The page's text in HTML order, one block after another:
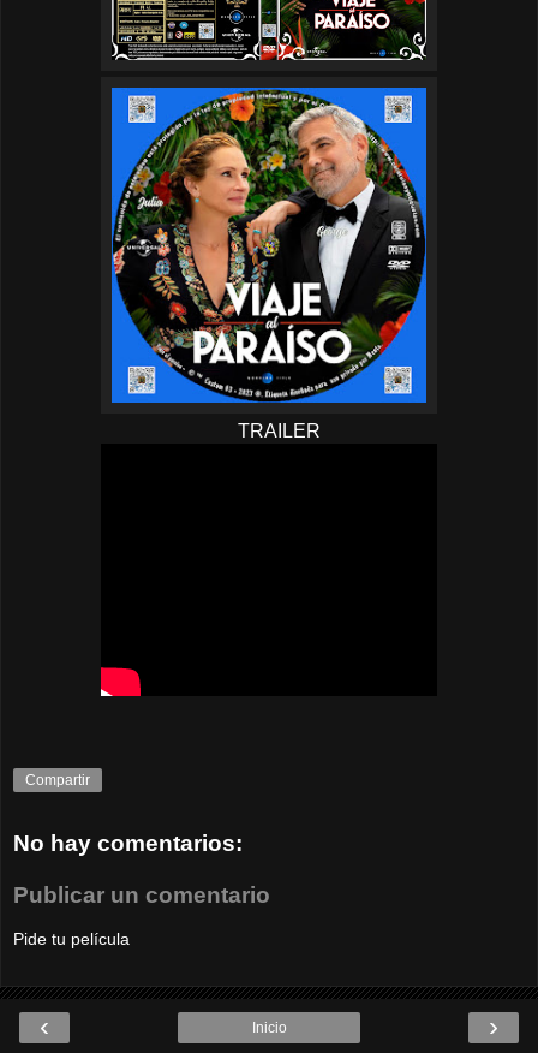
TRAILER
Compartir
No hay comentarios:
Publicar un comentario
Pide tu película
‹ ›
Inicio